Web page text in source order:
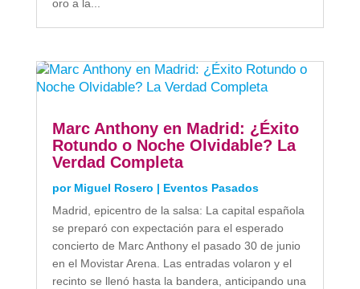
oro a la...
Marc Anthony en Madrid: ¿Éxito
Rotundo o Noche Olvidable? La
Verdad Completa
por Miguel Rosero | Eventos Pasados
Madrid, epicentro de la salsa: La capital española
se preparó con expectación para el esperado
concierto de Marc Anthony el pasado 30 de junio
en el Movistar Arena. Las entradas volaron y el
recinto se llenó hasta la bandera, anticipando una